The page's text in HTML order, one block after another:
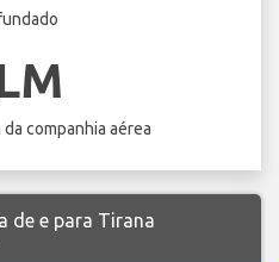
companhia aérea
de e para Tirana